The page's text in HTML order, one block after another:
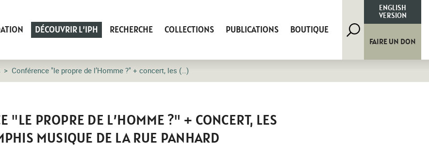
DÉCOUVRIR L’IPH RECHERCHE COLLECTIONS PUBLICATIONS BOUTIQUE
Rechercher
ENGLISH
VERSION
FAIRE UN DON
Conférence "le propre de l’Homme ?" + concert, les (…)
"LE PROPRE DE L’HOMME ?" + CONCERT, LES
MUSIQUE DE LA RUE PANHARD